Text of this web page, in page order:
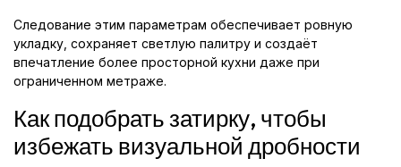
Следование этим параметрам обеспечивает ровную
укладку, сохраняет светлую палитру и создаёт
впечатление более просторной кухни даже при
ограниченном метраже.
Как подобрать затирку, чтобы
избежать визуальной дробности